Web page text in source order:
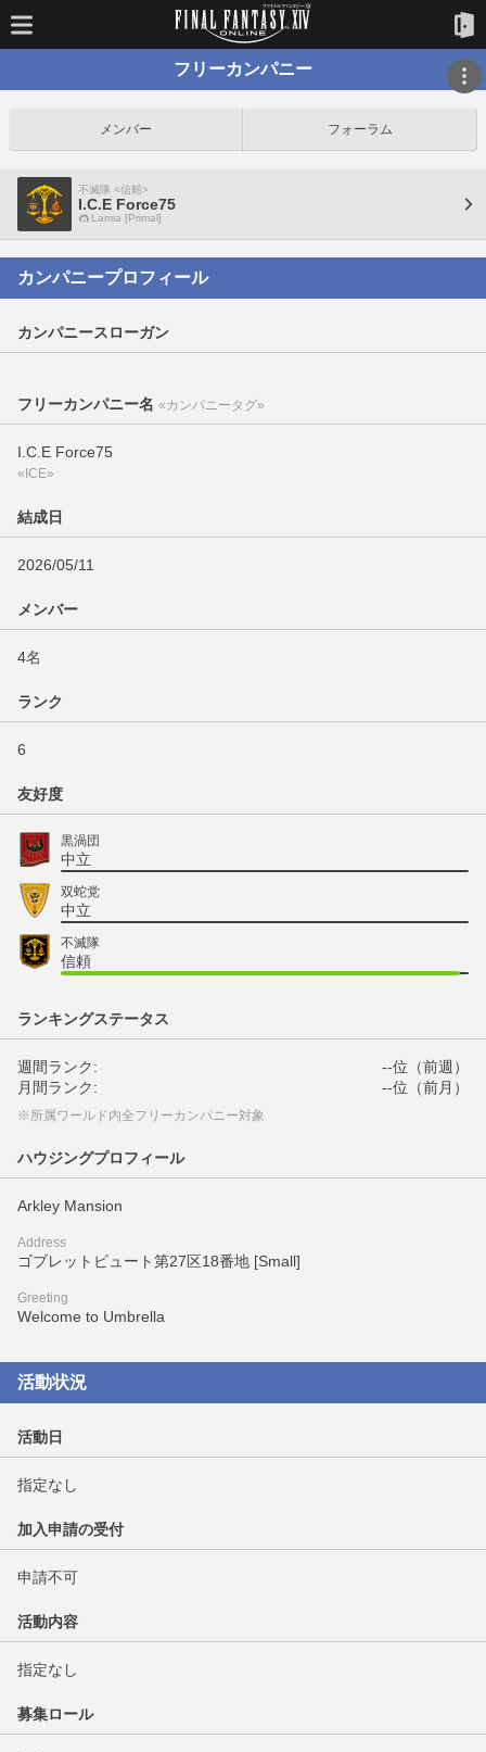
フリーカンパニー
メンバー フォーラム
不滅隊 <信頼>
I.C.E Force75
Lamia [Primal]
カンパニープロフィール
カンパニースローガン
フリーカンパニー名 «カンパニータグ»
I.C.E Force75
«ICE»
結成日
2026/05/11
メンバー
4名
ランク
6
友好度
黒渦団
中立
双蛇党
中立
不滅隊
信頼
ランキングステータス
週間ランク:
--位（前週）
月間ランク:
--位（前月）
※所属ワールド内全フリーカンパニー対象
ハウジングプロフィール
Arkley Mansion
Address
ゴブレットビュート第27区18番地 [Small]
Greeting
Welcome to Umbrella
活動状況
活動日
指定なし
加入申請の受付
申請不可
活動内容
指定なし
募集ロール